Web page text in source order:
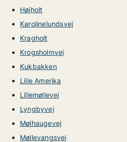
Højholt
Karolinelundsvej
Kragholt
Krogsholmvej
Kukbakken
Lille Amerika
Lillemøllevej
Lyngbyvej
Mølhaugevej
Møllevangsvej